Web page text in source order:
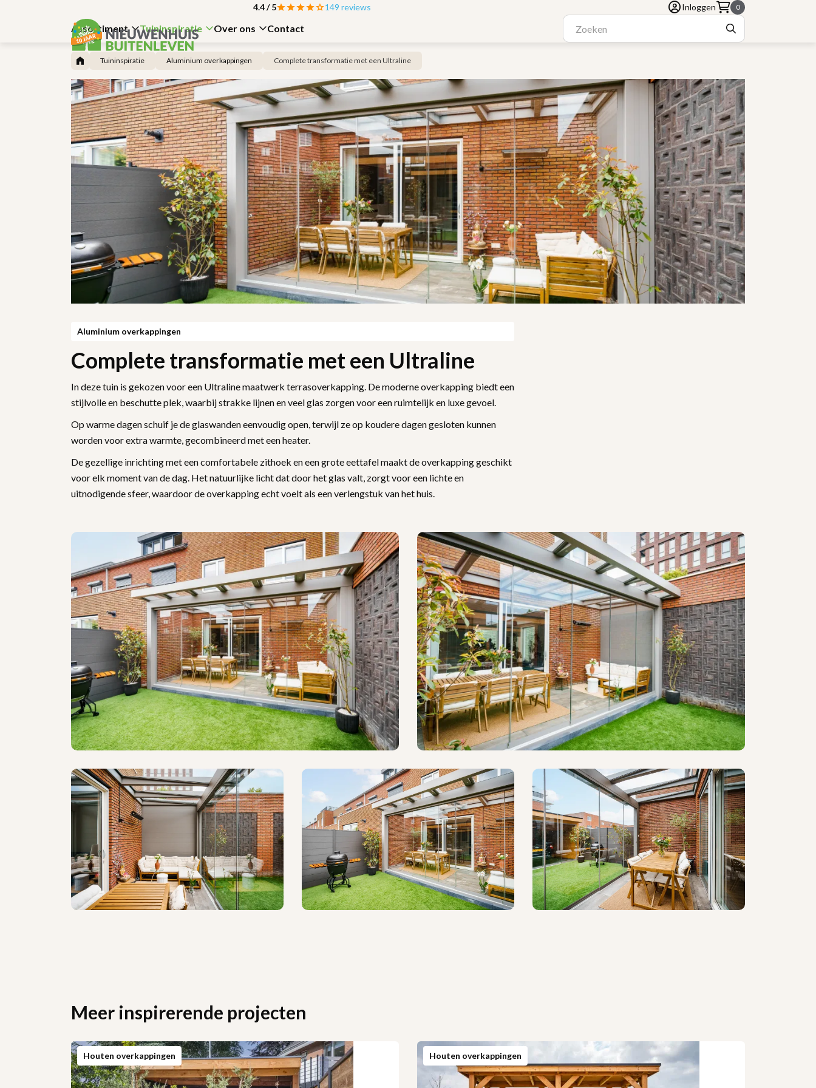
4.4/ 5 149 reviews Inloggen 0
Assortiment Tuininspiratie Over ons Contact
Tuininspiratie Aluminium overkappingen Complete transformatie met een Ultraline
Aluminium overkappingen
Complete transformatie met een Ultraline
In deze tuin is gekozen voor een Ultraline maatwerk terrasoverkapping. De moderne overkapping biedt een
stijlvolle en beschutte plek, waarbij strakke lijnen en veel glas zorgen voor een ruimtelijk en luxe gevoel.
Op warme dagen schuif je de glaswanden eenvoudig open, terwijl ze op koudere dagen gesloten kunnen
worden voor extra warmte, gecombineerd met een heater.
De gezellige inrichting met een comfortabele zithoek en een grote eettafel maakt de overkapping geschikt
voor elk moment van de dag. Het natuurlijke licht dat door het glas valt, zorgt voor een lichte en
uitnodigende sfeer, waardoor de overkapping echt voelt als een verlengstuk van het huis.
Meer inspirerende projecten
Houten overkappingen Houten overkappingen